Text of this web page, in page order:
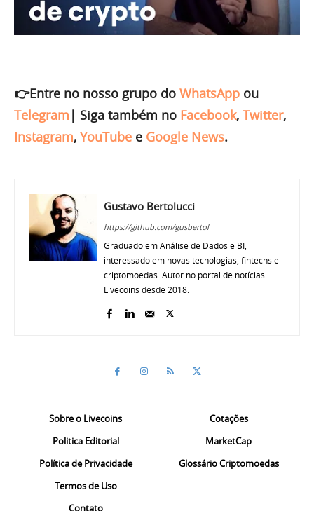
👉Entre no nosso grupo do WhatsApp ou
Telegram | Siga também no Facebook, Twitter,
Instagram, YouTube e Google News.
Gustavo Bertolucci
https://github.com/gusbertol
Graduado em Análise de Dados e BI,
interessado em novas tecnologias, fintechs e
criptomoedas. Autor no portal de notícias
Livecoins desde 2018.
Sobre o Livecoins
Politica Editorial
Política de Privacidade
Termos de Uso
Cotações
MarketCap
Glossário Criptomoedas